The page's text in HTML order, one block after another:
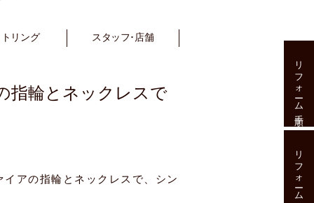
リング
Ring スタッフ･店舗
Staff･Shop
指輪とネックレスで
アの指輪とネックレスで、シン
リフォーム手順
リフォーム事例